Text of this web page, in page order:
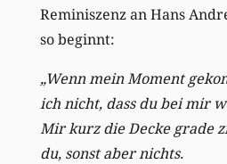
Reminiszenz an Hans
so beginnt:
„Wenn mein Moment
ich nicht, dass du bei mir
Mir kurz die Decke grade
du, sonst aber nichts.